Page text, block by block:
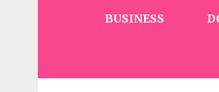
BUSINESS